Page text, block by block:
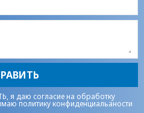
я даю согласие на обработку
политику конфиденциальаности